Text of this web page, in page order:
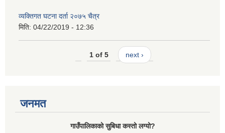
व्यक्तिगत घटना दर्ता २०७५ चैत्र
मिति: 04/22/2019 - 12:36
1 of 5 next ›
जनमत
गाउँपालिकाको सुबिधा कस्तो लग्यो?